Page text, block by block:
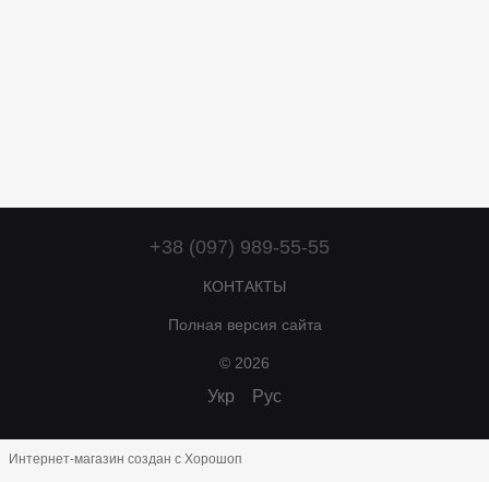
+38 (097) 989-55-55
КОНТАКТЫ
Полная версия сайта
© 2026
Укр Рус
Интернет-магазин создан с Хорошоп